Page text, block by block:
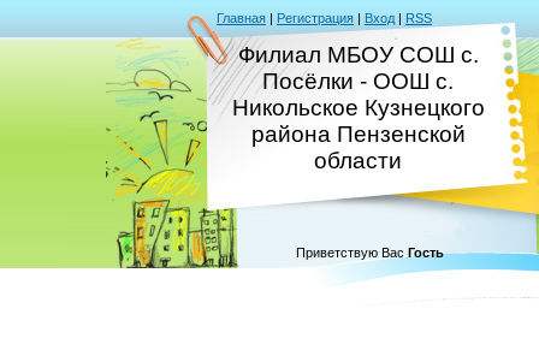
Главная | Регистрация | Вход | RSS
Филиал МБОУ СОШ с.
Посёлки - ООШ с.
Никольское Кузнецкого
района Пензенской
области
Приветствую Вас Гость